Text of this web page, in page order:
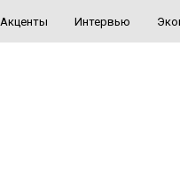
Акценты Интервью